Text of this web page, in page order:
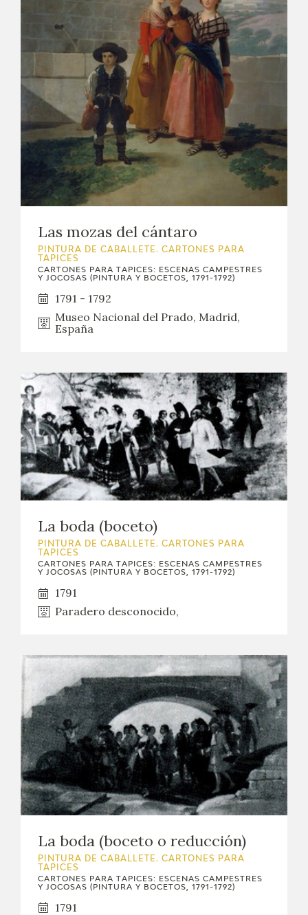
Las mozas del cántaro
PINTURA DE CABALLETE. CARTONES PARA
TAPICES
CARTONES PARA TAPICES: ESCENAS CAMPESTRES
Y JOCOSAS (PINTURA Y BOCETOS, 1791-1792)
1791 - 1792
Museo Nacional del Prado, Madrid,
España
La boda (boceto)
PINTURA DE CABALLETE. CARTONES PARA
TAPICES
CARTONES PARA TAPICES: ESCENAS CAMPESTRES
Y JOCOSAS (PINTURA Y BOCETOS, 1791-1792)
1791
Paradero desconocido,
La boda (boceto o reducción)
PINTURA DE CABALLETE. CARTONES PARA
TAPICES
CARTONES PARA TAPICES: ESCENAS CAMPESTRES
Y JOCOSAS (PINTURA Y BOCETOS, 1791-1792)
1791